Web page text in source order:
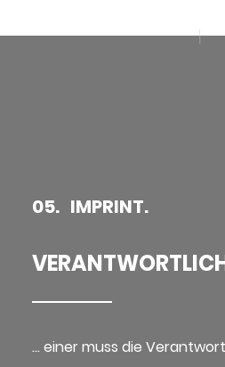
05. IMPRINT.
… einer muss die